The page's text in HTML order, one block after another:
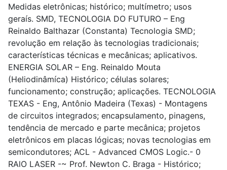
Medidas eletrônicas; histórico; multímetro; usos
geraís. SMD, TECNOLOGIA DO FUTURO – Eng
Reinaldo Balthazar (Constanta) Tecnologia SMD;
revolução em relação às tecnologias tradicionais;
características técnicas e mecânicas; aplicativos.
ENERGIA SOLAR – Eng. Reinaldo Mouta
(Heliodinâmíca) Histórico; células solares;
funcionamento; construção; aplicações. TECNOLOGIA
TEXAS - Eng, Antônio Madeira (Texas) - Montagens
de circuitos integrados; encapsulamento, pinagens,
tendência de mercado e parte mecânica; projetos
eletrônicos em placas lógicas; novas tecnologias em
semicondutores; ACL - Advanced CMOS Logic.- 0
RAlO LASER -~ Prof. Newton C. Braga - Histórico;